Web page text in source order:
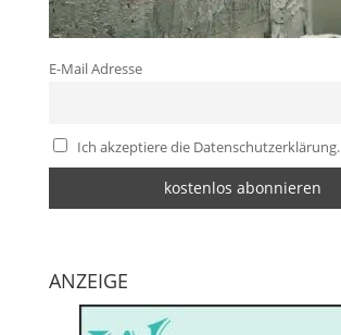
E-Mail Adresse
Ich akzeptiere die Datenschutzerklärung.
ANZEIGE